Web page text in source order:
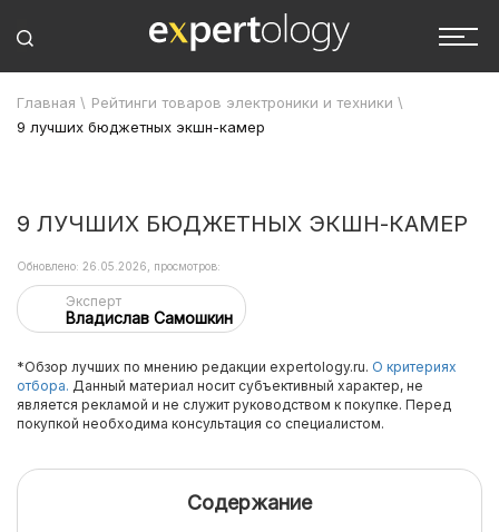
Главная \ Рейтинги товаров электроники и техники \
9 лучших бюджетных экшн-камер
9 ЛУЧШИХ БЮДЖЕТНЫХ ЭКШН-КАМЕР
Эксперт
Владислав Самошкин
Обновлено: 26.05.2026, просмотров:
*Обзор лучших по мнению редакции expertology.ru. О критериях
отбора. Данный материал носит субъективный характер, не
является рекламой и не служит руководством к покупке. Перед
покупкой необходима консультация со специалистом.
Содержание